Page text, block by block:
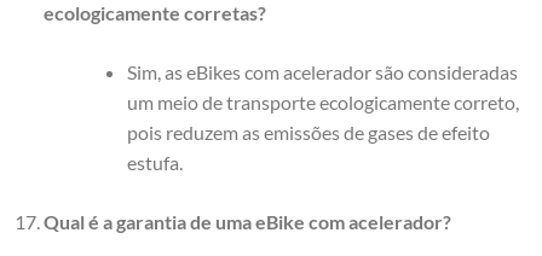
ecologicamente corretas?
Sim, as eBikes com acelerador são consideradas
um meio de transporte ecologicamente correto,
pois reduzem as emissões de gases de efeito
estufa.
Qual é a garantia de uma eBike com acelerador?